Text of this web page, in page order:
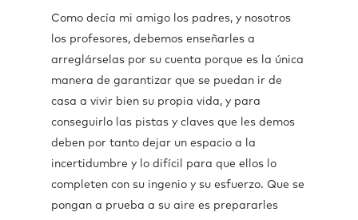
Como decía mi amigo los padres, y nosotros
los profesores, debemos enseñarles a
arreglárselas por su cuenta porque es la única
manera de garantizar que se puedan ir de
casa a vivir bien su propia vida, y para
conseguirlo las pistas y claves que les demos
deben por tanto dejar un espacio a la
incertidumbre y lo difícil para que ellos lo
completen con su ingenio y su esfuerzo. Que se
pongan a prueba a su aire es prepararles